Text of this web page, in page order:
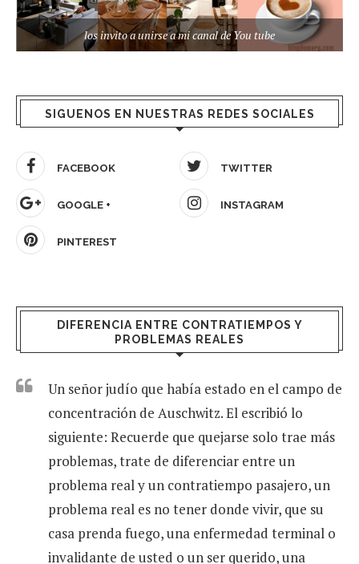
los invito a unirse a mi canal de You tube
SIGUENOS EN NUESTRAS REDES SOCIALES
FACEBOOK TWITTER
GOOGLE + INSTAGRAM
PINTEREST
DIFERENCIA ENTRE CONTRATIEMPOS Y
PROBLEMAS REALES
Un señor judío que había estado en el campo de
concentración de Auschwitz. El escribió lo
siguiente: Recuerde que quejarse solo trae más
problemas, trate de diferenciar entre un
problema real y un contratiempo pasajero, un
problema real es no tener donde vivir, que su
casa prenda fuego, una enfermedad terminal o
invalidante de usted o un ser querido, una